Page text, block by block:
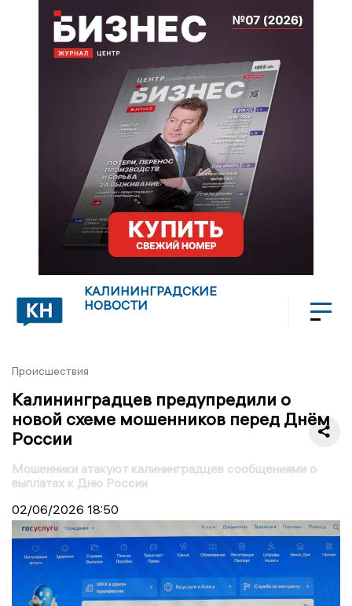
КАЛИНИНГРАДСКИЕ
НОВОСТИ
Происшествия
Калининградцев предупредили о
новой схеме мошенников перед Днём
России
Мошенники атакуют калининградцев сообщениями о
выплатах к Дню России
02/06/2026 18:50